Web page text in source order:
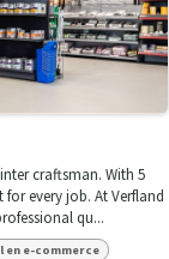
craftsman. With 5
every job. At Verfland
qu...
e-commerce